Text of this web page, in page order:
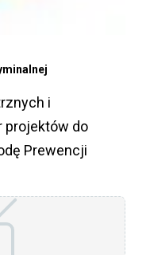
i
projektów do
Prewencji